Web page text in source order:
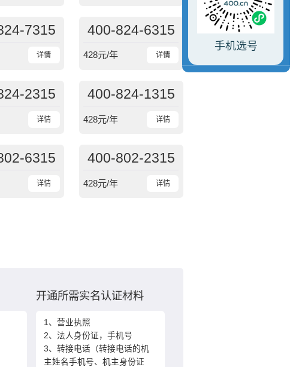
7315
详情
400-824-6315
详情
428元/年
2315
详情
400-824-1315
详情
428元/年
6315
详情
400-802-2315
详情
428元/年
开通所需实名认证材料
1、营业执照
2、法人身份证，手机号
3、转接电话（转接电话的机
主姓名手机号、机主身份证
手机选号